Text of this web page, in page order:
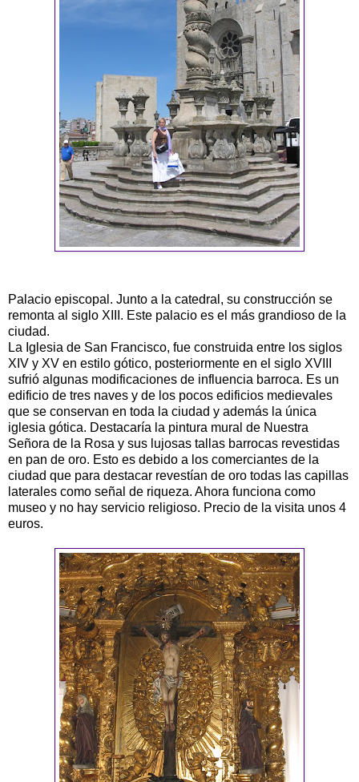
Palacio episcopal. Junto a la catedral, su construcción se
remonta al siglo XIII. Este palacio es el más grandioso de la
ciudad.
La Iglesia de San Francisco, fue construida entre los siglos
XIV y XV en estilo gótico, posteriormente en el siglo XVIII
sufrió algunas modificaciones de influencia barroca. Es un
edificio de tres naves y de los pocos edificios medievales
que se conservan en toda la ciudad y además la única
iglesia gótica. Destacaría la pintura mural de Nuestra
Señora de la Rosa y sus lujosas tallas barrocas revestidas
en pan de oro. Esto es debido a los comerciantes de la
ciudad que para destacar revestían de oro todas las capillas
laterales como señal de riqueza. Ahora funciona como
museo y no hay servicio religioso. Precio de la visita unos 4
euros.